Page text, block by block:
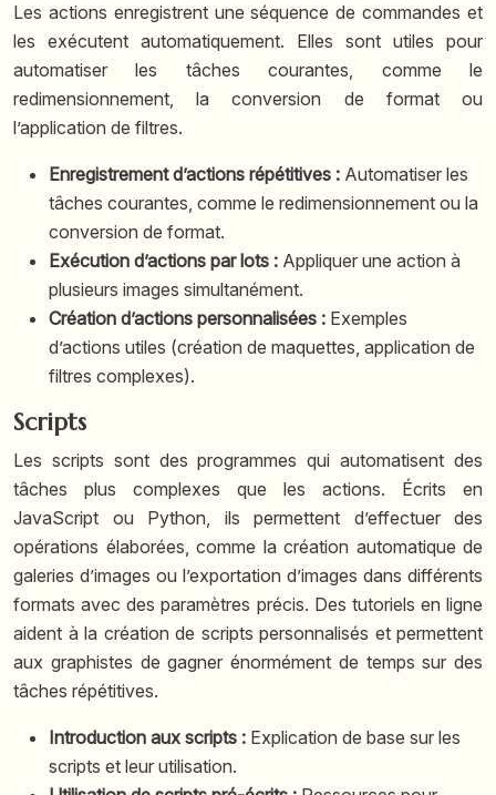
Les actions enregistrent une séquence de commandes et
les exécutent automatiquement. Elles sont utiles pour
automatiser les tâches courantes, comme le
redimensionnement, la conversion de format ou
l’application de filtres.
Enregistrement d’actions répétitives : Automatiser les
tâches courantes, comme le redimensionnement ou la
conversion de format.
Exécution d’actions par lots : Appliquer une action à
plusieurs images simultanément.
Création d’actions personnalisées : Exemples
d’actions utiles (création de maquettes, application de
filtres complexes).
Scripts
Les scripts sont des programmes qui automatisent des
tâches plus complexes que les actions. Écrits en
JavaScript ou Python, ils permettent d’effectuer des
opérations élaborées, comme la création automatique de
galeries d’images ou l’exportation d’images dans différents
formats avec des paramètres précis. Des tutoriels en ligne
aident à la création de scripts personnalisés et permettent
aux graphistes de gagner énormément de temps sur des
tâches répétitives.
Introduction aux scripts : Explication de base sur les
scripts et leur utilisation.